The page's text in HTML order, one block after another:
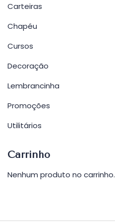
Carteiras
Chapéu
Cursos
Decoração
Lembrancinha
Promoções
Utilitários
Carrinho
Nenhum produto no carrinho.